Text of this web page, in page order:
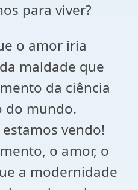
para viver?
o amor iria
maldade que
da ciência
do mundo.
vendo!
o amor, o
a modernidade